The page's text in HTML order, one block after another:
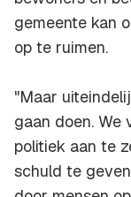
gemeente kan
op te ruimen.
"Maar
gaan doen. We
politiek aan te
schuld te